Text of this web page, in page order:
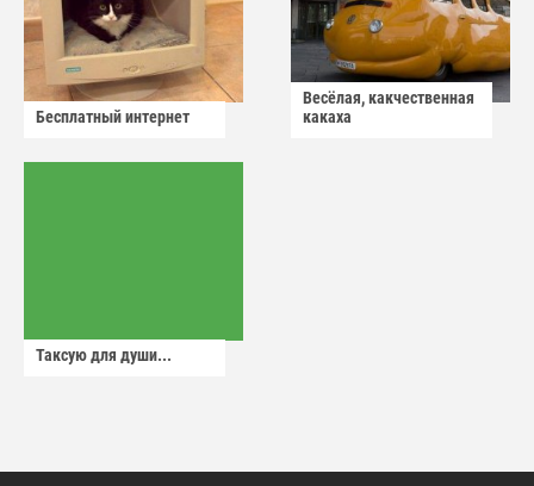
Бесплатный интернет
Весёлая, какчественная
какаха
Таксую для души...